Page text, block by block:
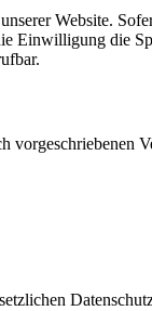
Website.
Einwilligung die
vorgeschriebenen